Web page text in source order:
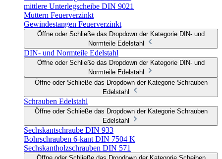
mittlere Unterlegscheibe DIN 9021
Muttern Feuerverzinkt
Gewindestangen Feuerverzinkt
Öffne oder Schließe das Dropdown der Kategorie DIN- und
Normteile Edelstahl
DIN- und Normteile Edelstahl
Öffne oder Schließe das Dropdown der Kategorie DIN- und
Normteile Edelstahl
Öffne oder Schließe das Dropdown der Kategorie Schrauben
Edelstahl
Schrauben Edelstahl
Öffne oder Schließe das Dropdown der Kategorie Schrauben
Edelstahl
Sechskantschraube DIN 933
Bohrschrauben 6-kant DIN 7504 K
Sechskantholzschrauben DIN 571